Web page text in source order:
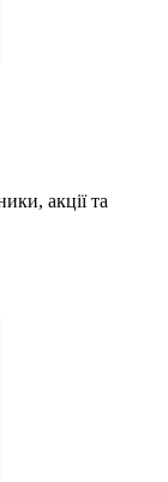
акції та